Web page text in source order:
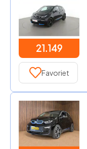
21.149
Favoriet